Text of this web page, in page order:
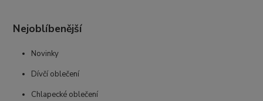
Nejoblíbenější
Novinky
Dívčí oblečení
Chlapecké oblečení